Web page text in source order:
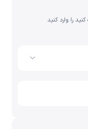
را وارد کنید